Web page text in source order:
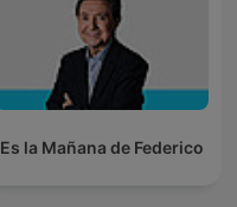
Es la Mañana de Federico